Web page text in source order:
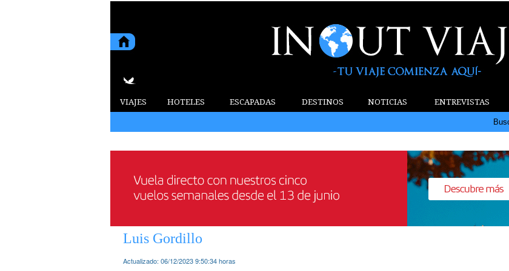
VIAJES HOTELES ESCAPADAS DESTINOS NOTICIAS ENTREVISTAS
Luis Gordillo
Actualizado: 06/12/2023 9:50:34horas